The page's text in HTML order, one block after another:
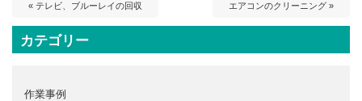
« テレビ、ブルーレイの回収 エアコンのクリーニング »
カテゴリー
作業事例